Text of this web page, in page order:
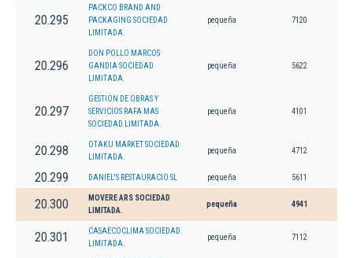
20.295
PACKCO BRAND AND
PACKAGING SOCIEDAD
LIMITADA.
pequeña 7120
20.296
DON POLLO MARCOS
GANDIA SOCIEDAD
LIMITADA.
pequeña 5622
20.297
GESTION DE OBRAS Y
SERVICIOS RAFA MAS
SOCIEDAD LIMITADA.
pequeña 4101
20.298
OTAKU MARKET SOCIEDAD
LIMITADA.
pequeña 4712
20.299 DANIEL'S RESTAURACIO SL pequeña 5611
20.300
MOVERE ARS SOCIEDAD
LIMITADA.
pequeña 4941
20.301
CASAECOCLIMA SOCIEDAD
LIMITADA.
pequeña 7112